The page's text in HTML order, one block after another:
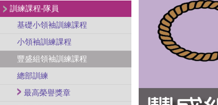
訓練課程-隊員
基礎小領袖訓練課程
小領袖訓練課程
豐盛組領袖訓練課程
總部訓練
最高榮譽獎章